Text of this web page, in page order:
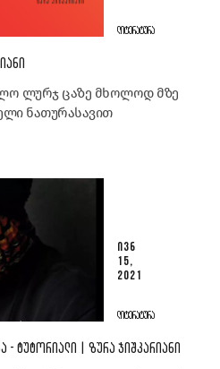
ᲚᲘᲢᲔᲠᲐᲢᲣᲠᲐ
ლურჯ ცაზე მხოლოდ მზე
ნათურასავით
ᲘᲕᲜ
15,
2021
ᲚᲘᲢᲔᲠᲐᲢᲣᲠᲐ
- ᲢᲣᲢᲝᲠᲘᲐᲚᲘ | ᲖᲣᲠᲐ ᲯᲘᲨᲙᲐᲠᲘᲐᲜᲘ